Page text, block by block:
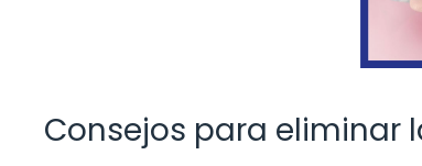
Consejos para